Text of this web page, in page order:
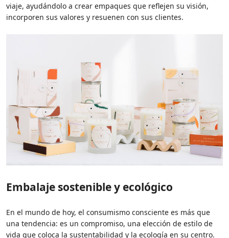
viaje, ayudándolo a crear empaques que reflejen su visión,
incorporen sus valores y resuenen con sus clientes.
Embalaje sostenible y ecológico
En el mundo de hoy, el consumismo consciente es más que
una tendencia: es un compromiso, una elección de estilo de
vida que coloca la sustentabilidad y la ecología en su centro.